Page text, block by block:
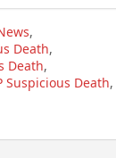
,
Death,
Death,
Suspicious Death,